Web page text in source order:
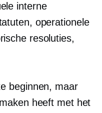
interne
operationele
resoluties,
beginnen, maar
heeft met het